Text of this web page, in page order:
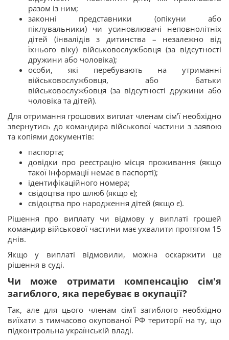
разом із ним;
законні представники (опікуни або
піклувальники) чи усиновлювачі неповнолітніх
дітей (інвалідів з дитинства – незалежно від
їхнього віку) військовослужбовця (за відсутності
дружини або чоловіка);
особи, які перебувають на утриманні
військовослужбовця, або батьки
військовослужбовця (за відсутності дружини або
чоловіка та дітей).
Для отримання грошових виплат членам сім'ї необхідно
звернутись до командира військової частини з заявою
та копіями документів:
паспорта;
довідки про реєстрацію місця проживання (якщо
такої інформації немає в паспорті);
ідентифікаційного номера;
свідоцтва про шлюб (якщо є);
свідоцтва про народження дітей (якщо є).
Рішення про виплату чи відмову у виплаті грошей
командир військової частини має ухвалити протягом 15
днів.
Якщо у виплаті відмовили, можна оскаржити це
рішення в суді.
Чи може отримати компенсацію сім'я
загиблого, яка перебуває в окупації?
Так, але для цього членам сім'ї загиблого необхідно
виїхати з тимчасово окупованої РФ території на ту, що
підконтрольна українській владі.